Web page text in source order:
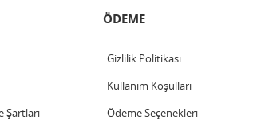
Şartları
ÖDEME
Gizlilik Politikası
Kullanım Koşulları
Ödeme Seçenekleri